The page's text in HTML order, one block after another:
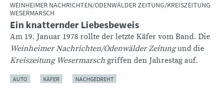
WEINHEIMER NACHRICHTEN/ODENWÄLDER ZEITUNG/KREISZEITUNG
WESERMARSCH
Ein knatternder Liebesbeweis
Am 19. Januar 1978 rollte der letzte Käfer vom Band. Die
Weinheimer Nachrichten/Odenwälder Zeitungund die
Kreiszeitung Wesermarsch griffen den Jahrestag auf.
AUTO KÄFER NACHGEDREHT